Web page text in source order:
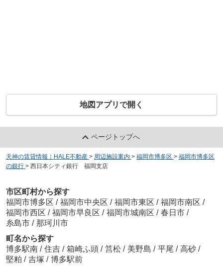
地図アプリで開く
ページトップへ
天神の賃貸情報｜HALE不動産 > 周辺施設案内 > 福岡市博多区 > 福岡市博多区
の銀行 > 西日本シティ銀行 福岡支店
市区町村から探す
福岡市博多区 / 福岡市中央区 / 福岡市東区 / 福岡市南区 /
福岡市西区 / 福岡市早良区 / 福岡市城南区 / 春日市 /
糸島市 / 那珂川市
町名から探す
博多駅南 / 住吉 / 箱崎ふ頭 / 筥松 / 美野島 / 平尾 / 高砂 /
堅粕 / 吉塚 / 博多駅前